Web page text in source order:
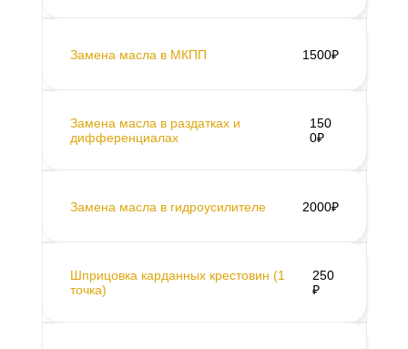
Замена масла в МКПП 1500₽
Замена масла в раздатках и
дифференциалах
150
0₽
Замена масла в гидроусилителе 2000₽
Шприцовка карданных крестовин (1
точка)
250
₽